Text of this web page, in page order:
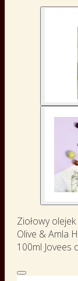
Ziołowy
Olive & Amla
100ml Jovees